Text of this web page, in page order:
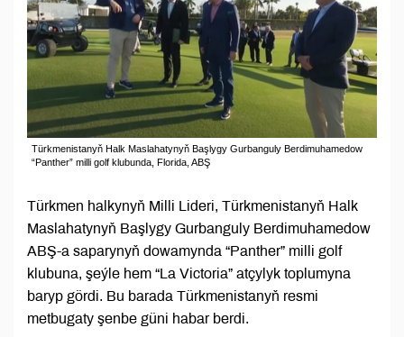
Türkmenistanyň Halk Maslahatynyň Başlygy Gurbanguly Berdimuhamedow
“Panther” milli golf klubunda, Florida, ABŞ
Türkmen halkynyň Milli Lideri, Türkmenistanyň Halk
Maslahatynyň Başlygy Gurbanguly Berdimuhamedow
ABŞ-a saparynyň dowamynda “Panther” milli golf
klubuna, şeýle hem “La Victoria” atçylyk toplumyna
baryp gördi. Bu barada Türkmenistanyň resmi
metbugaty şenbe güni habar berdi.